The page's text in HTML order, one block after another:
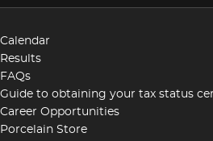
Calendar
Results
FAQs
Guide to obtaining your tax status
Career Opportunities
Porcelain Store